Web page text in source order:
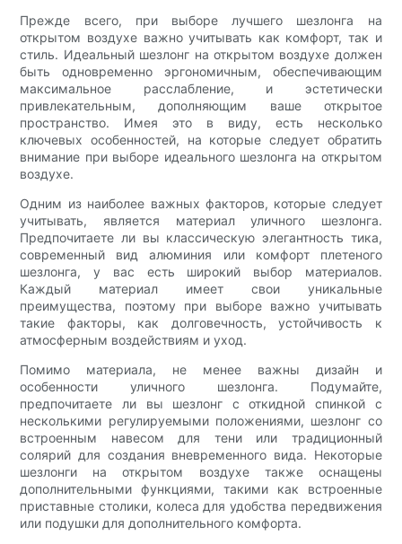
Прежде всего, при выборе лучшего шезлонга на
открытом воздухе важно учитывать как комфорт, так и
стиль. Идеальный шезлонг на открытом воздухе должен
быть одновременно эргономичным, обеспечивающим
максимальное расслабление, и эстетически
привлекательным, дополняющим ваше открытое
пространство. Имея это в виду, есть несколько
ключевых особенностей, на которые следует обратить
внимание при выборе идеального шезлонга на открытом
воздухе.
Одним из наиболее важных факторов, которые следует
учитывать, является материал уличного шезлонга.
Предпочитаете ли вы классическую элегантность тика,
современный вид алюминия или комфорт плетеного
шезлонга, у вас есть широкий выбор материалов.
Каждый материал имеет свои уникальные
преимущества, поэтому при выборе важно учитывать
такие факторы, как долговечность, устойчивость к
атмосферным воздействиям и уход.
Помимо материала, не менее важны дизайн и
особенности уличного шезлонга. Подумайте,
предпочитаете ли вы шезлонг с откидной спинкой с
несколькими регулируемыми положениями, шезлонг со
встроенным навесом для тени или традиционный
солярий для создания вневременного вида. Некоторые
шезлонги на открытом воздухе также оснащены
дополнительными функциями, такими как встроенные
приставные столики, колеса для удобства передвижения
или подушки для дополнительного комфорта.